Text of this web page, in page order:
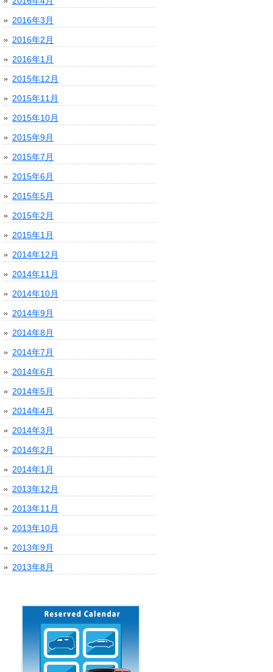
2016年3月
2016年2月
2016年1月
2015年12月
2015年11月
2015年10月
2015年9月
2015年7月
2015年6月
2015年5月
2015年2月
2015年1月
2014年12月
2014年11月
2014年10月
2014年9月
2014年8月
2014年7月
2014年6月
2014年5月
2014年4月
2014年3月
2014年2月
2014年1月
2013年12月
2013年11月
2013年10月
2013年9月
2013年8月